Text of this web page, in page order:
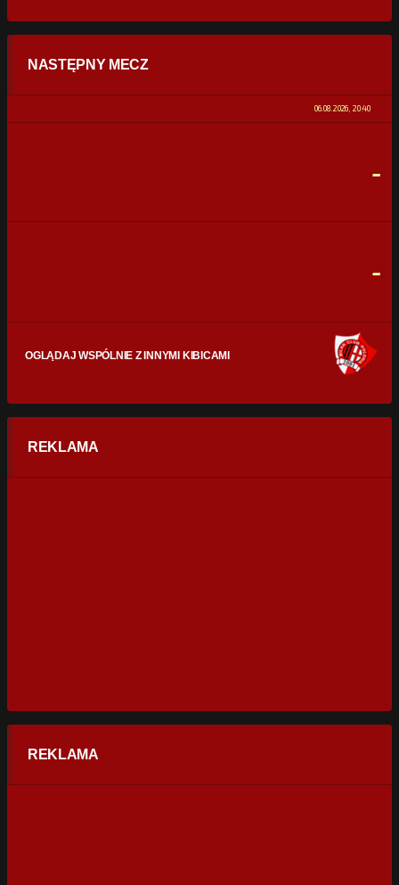
STATYSTYKI
0% 100%
NASTĘPNY MECZ
06.08.2026, 20:40
-
-
OGLĄDAJ WSPÓLNIE Z INNYMI KIBICAMI
REKLAMA
REKLAMA